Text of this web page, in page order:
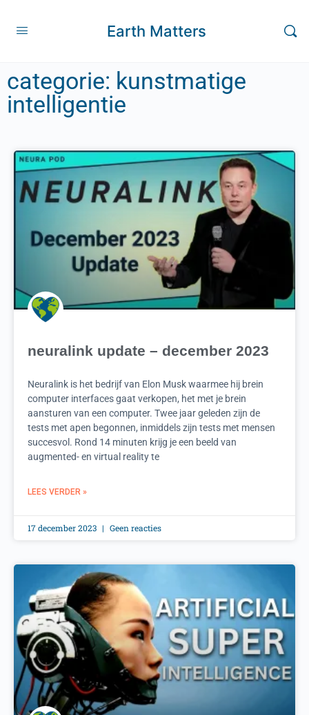
Earth Matters
categorie: kunstmatige
intelligentie
neuralink update – december 2023
Neuralink is het bedrijf van Elon Musk waarmee hij brein
computer interfaces gaat verkopen, het met je brein
aansturen van een computer. Twee jaar geleden zijn de
tests met apen begonnen, inmiddels zijn tests met mensen
succesvol. Rond 14 minuten krijg je een beeld van
augmented- en virtual reality te
LEES VERDER »
17 december 2023 Geen reacties